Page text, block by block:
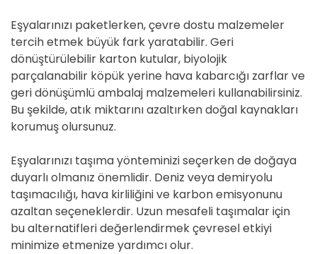
Eşyalarınızı paketlerken, çevre dostu malzemeler
tercih etmek büyük fark yaratabilir. Geri
dönüştürülebilir karton kutular, biyolojik
parçalanabilir köpük yerine hava kabarcığı zarflar ve
geri dönüşümlü ambalaj malzemeleri kullanabilirsiniz.
Bu şekilde, atık miktarını azaltırken doğal kaynakları
korumuş olursunuz.
Eşyalarınızı taşıma yönteminizi seçerken de doğaya
duyarlı olmanız önemlidir. Deniz veya demiryolu
taşımacılığı, hava kirliliğini ve karbon emisyonunu
azaltan seçeneklerdir. Uzun mesafeli taşımalar için
bu alternatifleri değerlendirmek çevresel etkiyi
minimize etmenize yardımcı olur.